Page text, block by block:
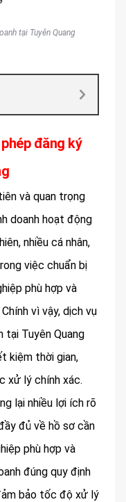
tại Tuyên Quang
đăng ký
và quan trọng
doanh hoạt động
nhiều cá nhân,
việc chuẩn bị
phù hợp và
vì vậy, dịch vụ
tại Tuyên Quang
kiệm thời gian,
xử lý chính xác.
lại nhiều lợi ích rõ
đủ về hồ sơ cần
phù hợp và
đúng quy định
bảo tốc độ xử lý